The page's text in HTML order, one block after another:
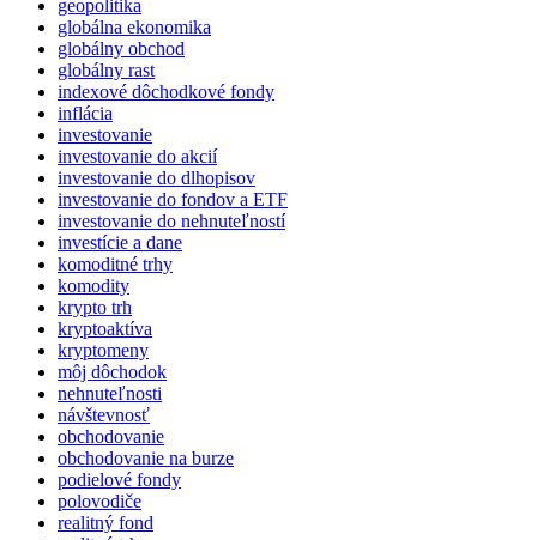
geopolitika
globálna ekonomika
globálny obchod
globálny rast
indexové dôchodkové fondy
inflácia
investovanie
investovanie do akcií
investovanie do dlhopisov
investovanie do fondov a ETF
investovanie do nehnuteľností
investície a dane
komoditné trhy
komodity
krypto trh
kryptoaktíva
kryptomeny
môj dôchodok
nehnuteľnosti
návštevnosť
obchodovanie
obchodovanie na burze
podielové fondy
polovodiče
realitný fond